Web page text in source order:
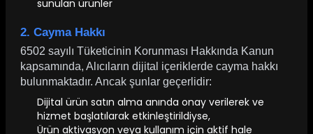
sunulan ürünler
2. Cayma Hakkı
6502 sayılı Tüketicinin Korunması Hakkında Kanun
kapsamında, Alıcıların dijital içeriklerde cayma hakkı
bulunmaktadır. Ancak şunlar geçerlidir:
Dijital ürün satın alma anında onay verilerek ve
hizmet başlatılarak etkinleştirildiyse,
Ürün aktivasyon veya kullanım için aktif hale